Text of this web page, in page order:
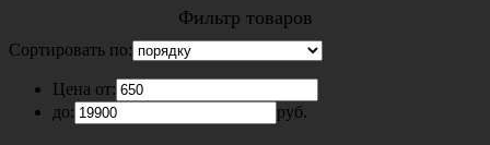
Фильтр товаров
Сортировать по:
Цена от:
до:
руб.